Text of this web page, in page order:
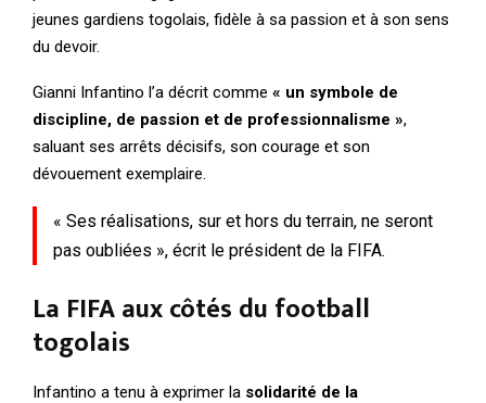
jeunes gardiens togolais, fidèle à sa passion et à son sens
du devoir.
Gianni Infantino l’a décrit comme « un symbole de
discipline, de passion et de professionnalisme »,
saluant ses arrêts décisifs, son courage et son
dévouement exemplaire.
« Ses réalisations, sur et hors du terrain, ne seront
pas oubliées », écrit le président de la FIFA.
La FIFA aux côtés du football
togolais
Infantino a tenu à exprimer la solidarité de la